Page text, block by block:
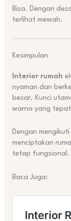
Bisa. Dengan
terlihat mewah.
Kesimpulan
Interior rumah
nyaman dan
besar. Kunci
warna yang
Dengan
menciptakan
tetap fungsional.
Baca Juga: